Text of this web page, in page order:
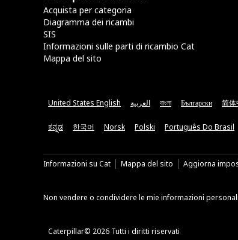
Acquista per categoria
Diagramma dei ricambi
SIS
Informazioni sulle parti di ricambio Cat
Mappa del sito
United States English العربية বাংলা Български 简体
ಕನ್ನಡ 한국어 Norsk Polski Português Do Brasil
Informazioni su Cat Mappa del sito Aggiorna
Non vendere o condividere le mie informazioni personali
Caterpillar© 2026 Tutti i diritti riservati